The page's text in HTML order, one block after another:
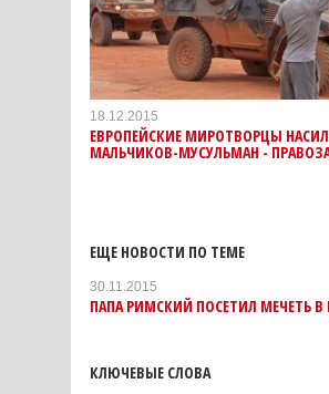
18.12.2015
ЕВРОПЕЙСКИЕ МИРОТВОРЦЫ
МАЛЬЧИКОВ-МУСУЛЬМАН -
ЕЩЕ НОВОСТИ ПО ТЕМЕ
30.11.2015
ПАПА РИМСКИЙ ПОСЕТИЛ МЕЧЕТЬ В
КЛЮЧЕВЫЕ СЛОВА